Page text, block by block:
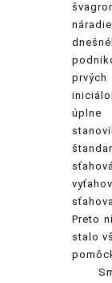
úplne
Preto
stalo